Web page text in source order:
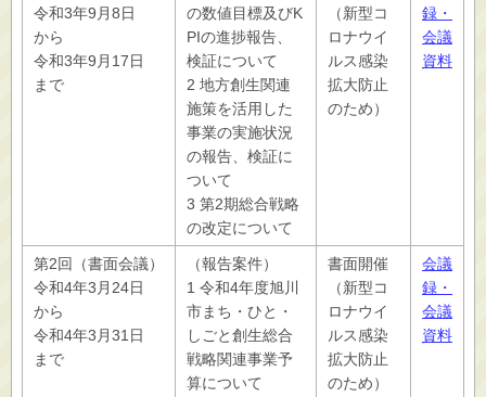
令和3年9月8日
から
令和3年9月17日
まで
の数値目標及びK
PIの進捗報告、
検証について
2 地方創生関連
施策を活用した
事業の実施状況
の報告、検証に
ついて
3 第2期総合戦略
の改定について
（新型コ
ロナウイ
ルス感染
拡大防止
のため）
録・
会議
資料
第2回（書面会議）
令和4年3月24日
から
令和4年3月31日
まで
（報告案件）
1 令和4年度旭川
市まち・ひと・
しごと創生総合
戦略関連事業予
算について
書面開催
（新型コ
ロナウイ
ルス感染
拡大防止
のため）
会議
録・
会議
資料